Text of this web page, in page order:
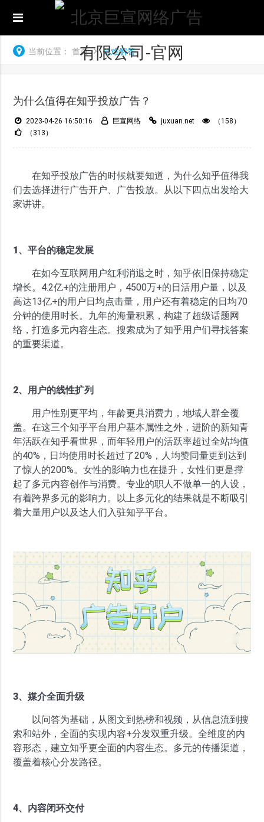
当前位置： 首页 疑难解答
为什么值得在知乎投放广告？
2023-04-26 16:50:16 巨宣网络 juxuan.net
（158）
（313）
在知乎投放广告的时候就要知道，为什么知乎值得我
们去选择进行广告开户、广告投放。从以下四点出发给大
家讲讲。
1、平台的稳定发展
在如今互联网用户红利消退之时，知乎依旧保持稳定
增长。4.2亿+的注册用户，4500万+的日活用户量，以及
高达13亿+的用户日均点击量，用户还有着稳定的日均70
分钟的使用时长。九年的海量积累，构建了超级话题网
络，打造多元内容生态。搜索成为了知乎用户们寻找答案
的重要渠道。
2、用户的线性扩列
用户性别更平均，年龄更具消费力，地域人群全覆
盖。在这三个知乎平台用户基本属性之外，进阶的新知青
年活跃在知乎看世界，而年轻用户的活跃率超过全站均值
的40%，日均使用时长超过了20%，人均赞同量更到达到
了惊人的200%。女性的影响力也在提升，女性们更是撑
起了多元内容创作与消费。专业的职人不做单一的人设，
有着跨界多元的影响力。以上多元化的结果就是不断吸引
着大量用户以及达人们入驻知乎平台。
3、媒介全面升级
以问答为基础，从图文到热榜和视频，从信息流到搜
索和站外，全面的实现内容+分发双重升级。全维度的内
容形态，建立知乎更全面的内容生态。多元的传播渠道，
覆盖着核心分发路径。
4、内容闭环交付